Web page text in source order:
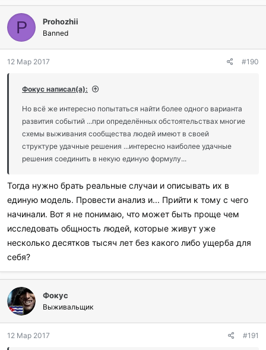
P Prohozhii
Banned
12 Мар 2017 #190
Фокус написал(а):
Но всё же интересно попытаться найти более одного варианта
развития событий ...при определённых обстоятельствах многие
схемы выживания сообщества людей имеют в своей
структуре удачные решения ...интересно наиболее удачные
решения соединить в некую единую формулу...
Тогда нужно брать реальные случаи и описывать их в
единую модель. Провести анализ и... Прийти к тому с чего
начинали. Вот я не понимаю, что может быть проще чем
исследовать общность людей, которые живут уже
несколько десятков тысяч лет без какого либо ущерба для
себя?
Фокус
Выживальщик
12 Мар 2017 #191